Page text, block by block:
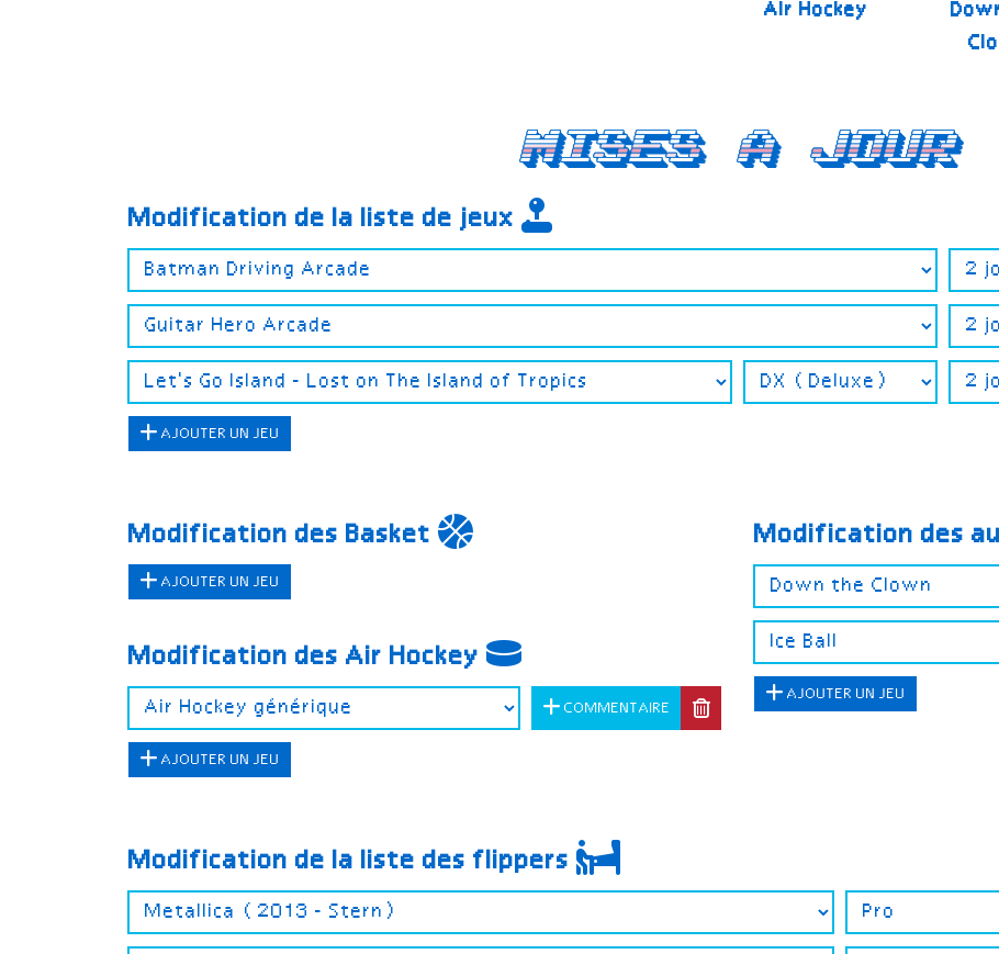
Air Hockey
Mises a jour
Modification de la liste de jeux
AJOUTER UN JEU
Modification des Basket
AJOUTER UN JEU
Modification des Air Hockey
COMMENTAIRE
AJOUTER UN JEU
Modification des
AJOUTER UN JEU
Modification de la liste des flippers